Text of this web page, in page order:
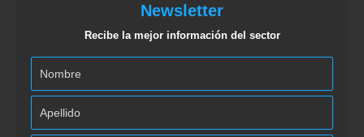
Newsletter
Recibe la mejor información del sector